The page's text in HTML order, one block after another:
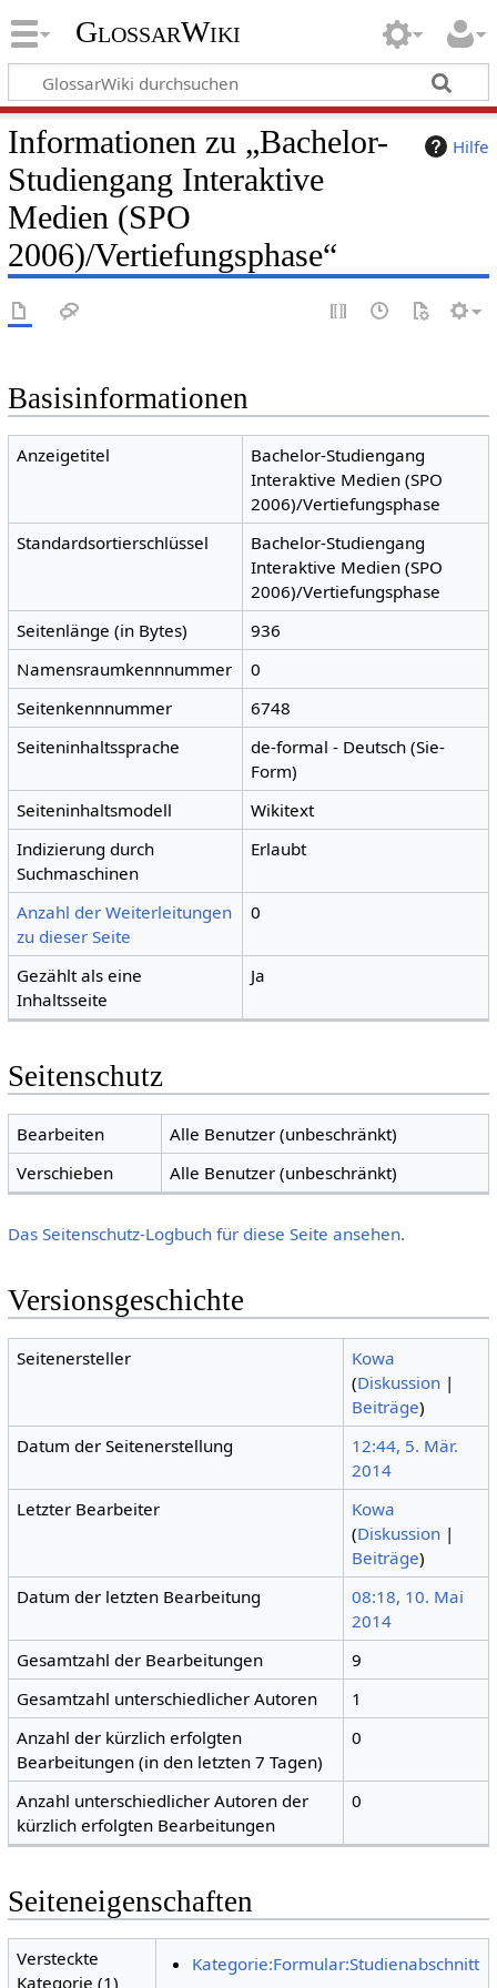
GlossarWiki
Hilfe
Informationen zu „Bachelor-
Studiengang Interaktive
Medien (SPO
2006)/Vertiefungsphase“
Basisinformationen
Anzeigetitel
Bachelor-Studiengang
Interaktive Medien (SPO
2006)/Vertiefungsphase
Standardsortierschlüssel
Bachelor-Studiengang
Interaktive Medien (SPO
2006)/Vertiefungsphase
Seitenlänge (in Bytes)
936
Namensraumkennnummer
0
Seitenkennnummer
6748
Seiteninhaltssprache
de-formal - Deutsch (Sie-
Form)
Seiteninhaltsmodell
Wikitext
Indizierung durch
Suchmaschinen
Erlaubt
Anzahl der Weiterleitungen
zu dieser Seite
0
Gezählt als eine
Inhaltsseite
Ja
Seitenschutz
Bearbeiten
Alle Benutzer (unbeschränkt)
Verschieben
Alle Benutzer (unbeschränkt)
Das Seitenschutz-Logbuch für diese Seite ansehen.
Versionsgeschichte
Seitenersteller
Kowa
(Diskussion |
Beiträge)
Datum der Seitenerstellung
12:44, 5. Mär.
2014
Letzter Bearbeiter
Kowa
(Diskussion |
Beiträge)
Datum der letzten Bearbeitung
08:18, 10. Mai
2014
Gesamtzahl der Bearbeitungen
9
Gesamtzahl unterschiedlicher Autoren
1
Anzahl der kürzlich erfolgten
Bearbeitungen (in den letzten 7 Tagen)
0
Anzahl unterschiedlicher Autoren der
kürzlich erfolgten Bearbeitungen
0
Seiteneigenschaften
Versteckte
Kategorie (1)
Kategorie:Formular:Studienabschnitt